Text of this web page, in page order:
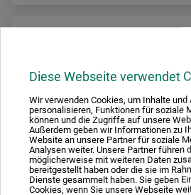
Diese Webseite verwendet
Wir verwenden Cookies, um Inhalte und
personalisieren, Funktionen für soziale
können und die Zugriffe auf unsere
Außerdem geben wir Informationen zu
Website an unsere Partner für soziale
Analysen weiter. Unsere Partner führen
möglicherweise mit weiteren Daten
bereitgestellt haben oder die sie im
Dienste gesammelt haben. Sie geben
Cookies, wenn Sie unsere Webseite